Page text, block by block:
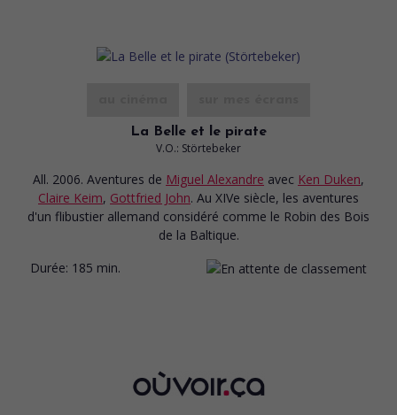
La Belle et le pirate
V.O.: Störtebeker
All. 2006. Aventures de Miguel Alexandre avec Ken Duken,
Claire Keim, Gottfried John. Au XIVe siècle, les aventures
d'un flibustier allemand considéré comme le Robin des Bois
de la Baltique.
Durée: 185 min.